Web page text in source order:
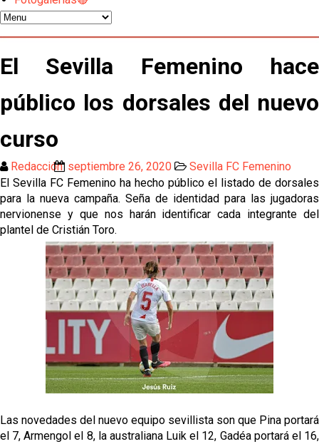
Odysseas Vlachodimos: “El objetivo es mejorar la
temporada pasada”
fichajes
Opinión | "Carta abierta a Alberto Flores" por Rafa
García
Análisis I Quién es y cómo juega Fran González
Endrick y Marc Bernal protagonizan las ofertas más
destacadas del día
El Sevilla Juvenil A última detalles en Canarias para
su debut en la Cantalejo Province Cup
La cita ante el Espanyol a domicilio ya tiene horario
El dato que destaca a Agoumé entre las cinco
Juanlu de vuelta a Sevilla para cerrar su fichaje a la
Premier
El Granada negocia con el Sevilla FC por Alberto
Flores
El Sevilla Femenino hace
público los dorsales del nuevo
curso
Redacción septiembre 26, 2020
Sevilla FC Femenino
El Sevilla FC Femenino ha hecho público el listado de dorsales
para la nueva campaña. Seña de identidad para las jugadoras
nervionense y que nos harán identificar cada integrante del
plantel de Cristián Toro.
Las novedades del nuevo equipo sevillista son que Pina portará
el 7, Armengol el 8, la australiana Luik el 12, Gadéa portará el 16,